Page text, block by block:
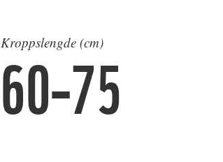
Kroppslengde (cm)
60–75